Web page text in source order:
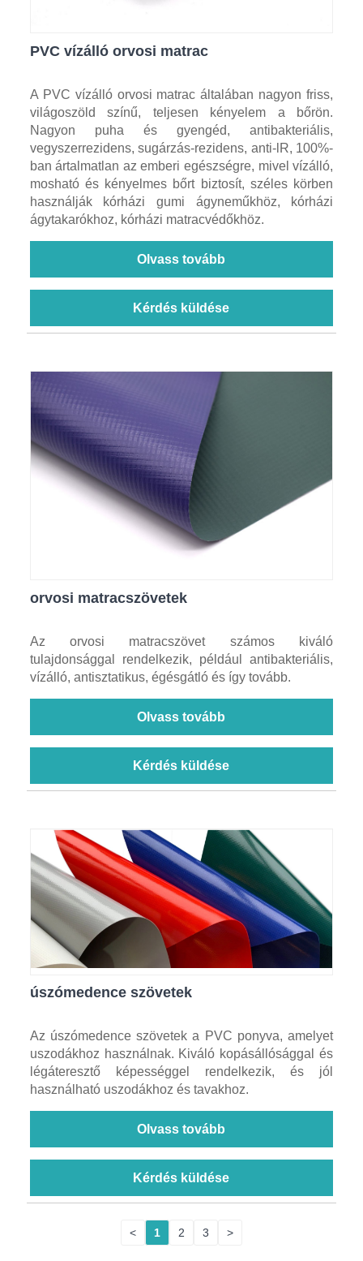
PVC vízálló orvosi matrac
A PVC vízálló orvosi matrac általában nagyon friss,
világoszöld színű, teljesen kényelem a bőrön.
Nagyon puha és gyengéd, antibakteriális,
vegyszerrezidens, sugárzás-rezidens, anti-lR, 100%-
ban ártalmatlan az emberi egészségre, mivel vízálló,
mosható és kényelmes bőrt biztosít, széles körben
használják kórházi gumi ágyneműkhöz, kórházi
ágytakarókhoz, kórházi matracvédőkhöz.
Olvass tovább
Kérdés küldése
orvosi matracszövetek
Az orvosi matracszövet számos kiváló
tulajdonsággal rendelkezik, például antibakteriális,
vízálló, antisztatikus, égésgátló és így tovább.
Olvass tovább
Kérdés küldése
úszómedence szövetek
Az úszómedence szövetek a PVC ponyva, amelyet
uszodákhoz használnak. Kiváló kopásállósággal és
légáteresztő képességgel rendelkezik, és jól
használható uszodákhoz és tavakhoz.
Olvass tovább
Kérdés küldése
< 1 2 3 >